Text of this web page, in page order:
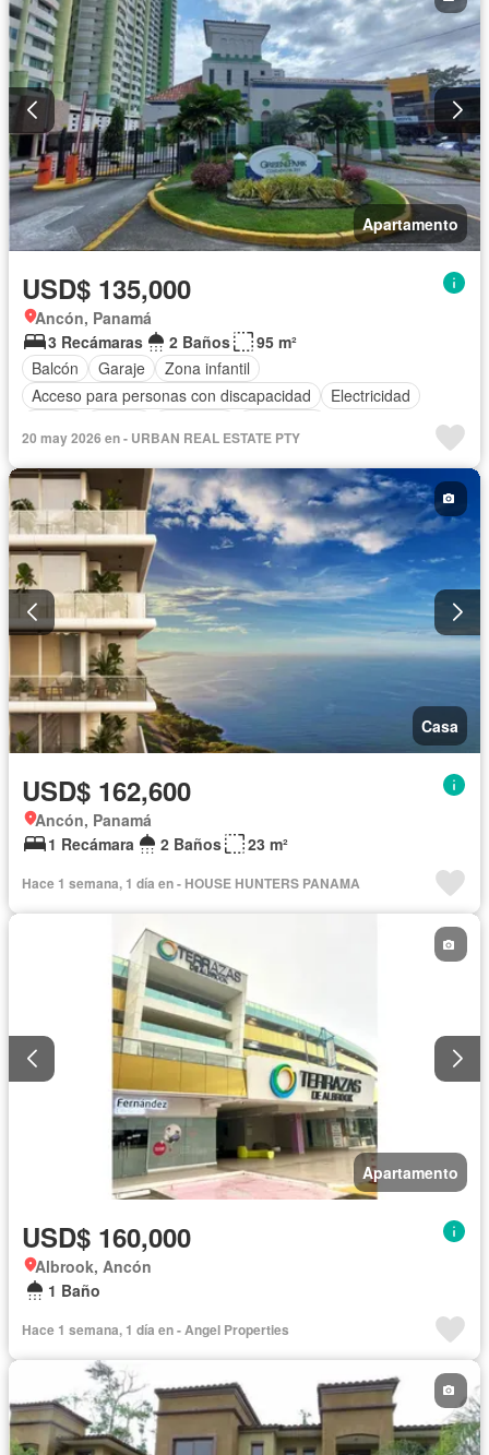
Apartamento
USD$ 135,000
Ancón, Panamá
3 Recámaras
2 Baños
95 m²
Balcón
Garaje
Zona infantil
Acceso para personas con discapacidad
Electricidad
Cuarto de servicio
Piscina Agua
20 may 2026 en - URBAN REAL ESTATE PTY
Casa
USD$ 162,600
Ancón, Panamá
1 Recámara
2 Baños 23 m²
Hace 1 semana, 1 día en - HOUSE HUNTERS PANAMA
Apartamento
USD$ 160,000
Albrook, Ancón
1 Baño
Hace 1 semana, 1 día en - Angel Properties